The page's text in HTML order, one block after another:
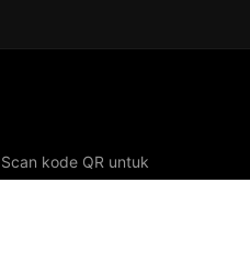
Scan kode QR untuk
mengunduh sekarang!